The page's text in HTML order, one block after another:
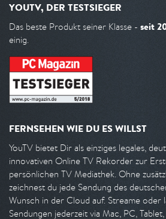
YOUTV, DER TESTSIEGER
Das beste Produkt seiner Klasse - seit
einig.
FERNSEHEN WIE DU ES WILLST
YouTV bietet Dir als einziges legales,
innovativen Online TV Rekorder zur
persönlichen TV Mediathek. Ohne
zeichnest du jede Sendung des
Wunsch in der Cloud auf. Streame oder
Sendungen jederzeit via Mac, PC,